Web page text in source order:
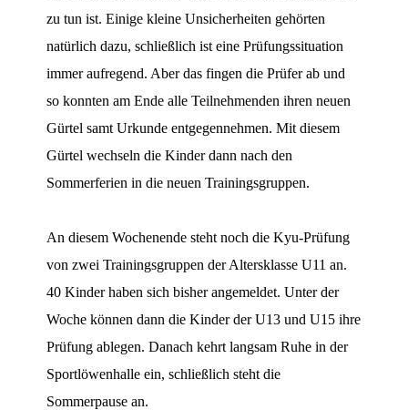
zu tun ist. Einige kleine Unsicherheiten gehörten
natürlich dazu, schließlich ist eine Prüfungssituation
immer aufregend. Aber das fingen die Prüfer ab und
so konnten am Ende alle Teilnehmenden ihren neuen
Gürtel samt Urkunde entgegennehmen. Mit diesem
Gürtel wechseln die Kinder dann nach den
Sommerferien in die neuen Trainingsgruppen.
An diesem Wochenende steht noch die Kyu-Prüfung
von zwei Trainingsgruppen der Altersklasse U11 an.
40 Kinder haben sich bisher angemeldet. Unter der
Woche können dann die Kinder der U13 und U15 ihre
Prüfung ablegen. Danach kehrt langsam Ruhe in der
Sportlöwenhalle ein, schließlich steht die
Sommerpause an.